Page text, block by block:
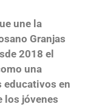
une la
Granjas
2018 el
una
educativos en
los jóvenes